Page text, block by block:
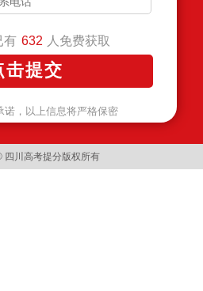
有 632 人免费获取
诺，以上信息将严格保密
四川高考提分版权所有